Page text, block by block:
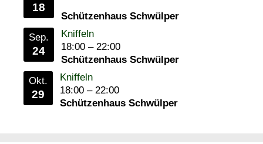
18
Schützenhaus Schwülper
Sep.
24
Kniffeln
18:00 – 22:00
Schützenhaus Schwülper
Okt.
29
Kniffeln
18:00 – 22:00
Schützenhaus Schwülper